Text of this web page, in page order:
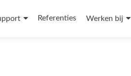
Referenties Werken bij